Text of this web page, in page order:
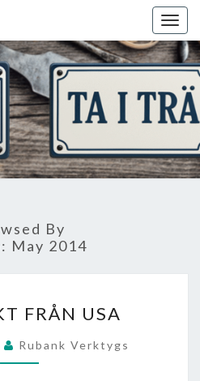
By
May 2014
FRÅN
USA
FRÅN USA
Rubank Verktygs